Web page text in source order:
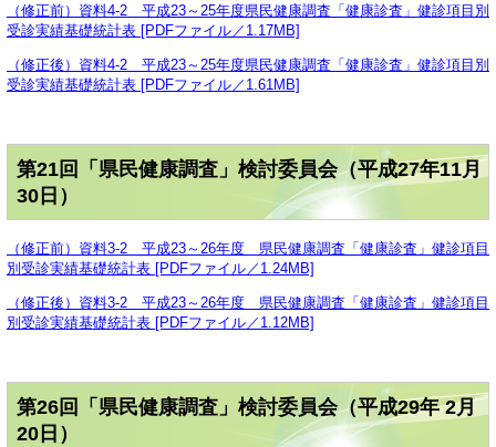
（修正前）資料4-2 平成23～25年度県民健康調査「健康診査」健診項目別
受診実績基礎統計表 [PDFファイル／1.17MB]
（修正後）資料4-2 平成23～25年度県民健康調査「健康診査」健診項目別
受診実績基礎統計表 [PDFファイル／1.61MB]
第21回「県民健康調査」検討委員会（平成27年11月
30日）
（修正前）資料3-2 平成23～26年度 県民健康調査「健康診査」健診項目
別受診実績基礎統計表 [PDFファイル／1.24MB]
（修正後）資料3-2 平成23～26年度 県民健康調査「健康診査」健診項目
別受診実績基礎統計表 [PDFファイル／1.12MB]
第26回「県民健康調査」検討委員会（平成29年 2月
20日）